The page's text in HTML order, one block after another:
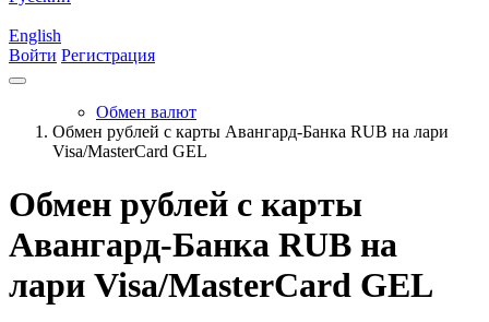
English
Войти Регистрация
Обмен валют
Обмен рублей с карты Авангард-Банка RUB на лари
Visa/MasterCard GEL
Обмен рублей с карты
Авангард-Банка RUB на
лари Visa/MasterCard GEL